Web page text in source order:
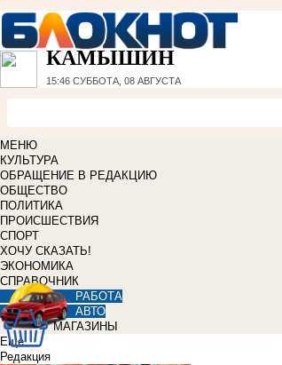
КАМЫШИН
15:46 СУББОТА, 08 АВГУСТА
МЕНЮ
КУЛЬТУРА
ОБРАЩЕНИЕ В РЕДАКЦИЮ
ОБЩЕСТВО
ПОЛИТИКА
ПРОИСШЕСТВИЯ
СПОРТ
ХОЧУ СКАЗАТЬ!
ЭКОНОМИКА
СПРАВОЧНИК
РАБОТА
АВТО
МАГАЗИНЫ
Еще
Редакция